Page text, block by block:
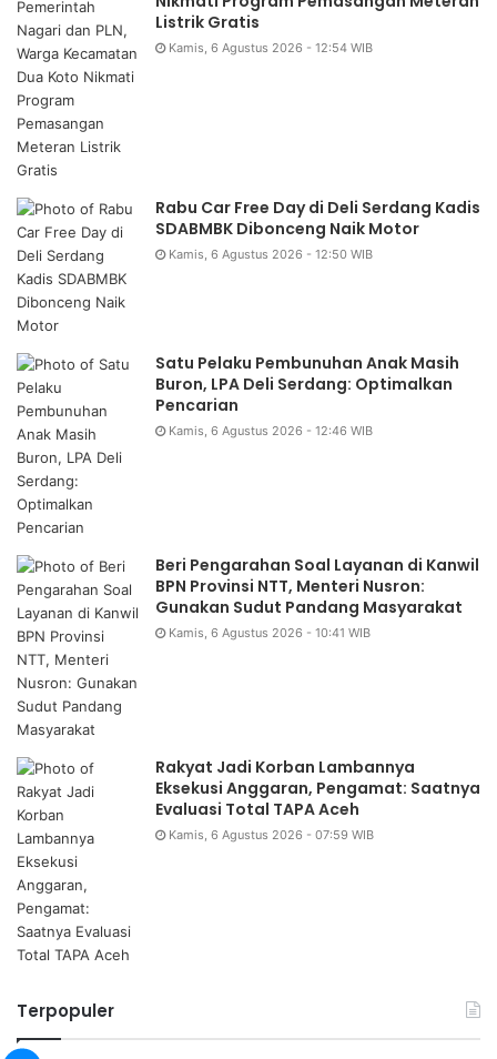
Listrik Gratis
Kamis, 6 Agustus 2026 - 12:54 WIB
Rabu Car Free Day di Deli Serdang Kadis
SDABMBK Dibonceng Naik Motor
Kamis, 6 Agustus 2026 - 12:50 WIB
Satu Pelaku Pembunuhan Anak Masih
Buron, LPA Deli Serdang: Optimalkan
Pencarian
Kamis, 6 Agustus 2026 - 12:46 WIB
Beri Pengarahan Soal Layanan di Kanwil
BPN Provinsi NTT, Menteri Nusron:
Gunakan Sudut Pandang Masyarakat
Kamis, 6 Agustus 2026 - 10:41 WIB
Rakyat Jadi Korban Lambannya
Eksekusi Anggaran, Pengamat: Saatnya
Evaluasi Total TAPA Aceh
Kamis, 6 Agustus 2026 - 07:59 WIB
Terpopuler